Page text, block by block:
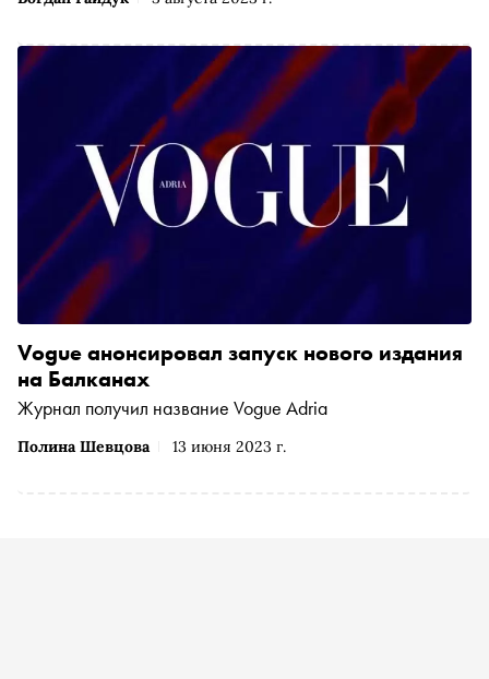
Полина Шевцова 13 июня 2023 г.
Vogue анонсировал запуск нового издания
на Балканах
Журнал получил название Vogue Adria